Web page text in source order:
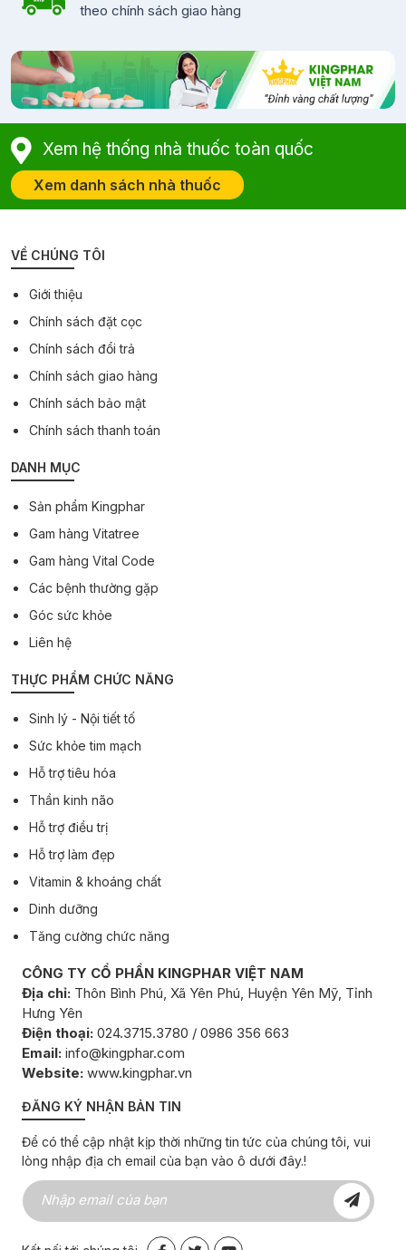
theo chính sách giao hàng
Xem hệ thống nhà thuốc toàn quốc
Xem danh sách nhà thuốc
VỀ CHÚNG TÔI
Giới thiệu
Chính sách đặt cọc
Chính sách đổi trả
Chính sách giao hàng
Chính sách bảo mật
Chính sách thanh toán
DANH MỤC
Sản phẩm Kingphar
Gam hàng Vitatree
Gam hàng Vital Code
Các bệnh thường gặp
Góc sức khỏe
Liên hệ
THỰC PHẨM CHỨC NĂNG
Sinh lý - Nội tiết tố
Sức khỏe tim mạch
Hỗ trợ tiêu hóa
Thần kinh não
Hỗ trợ điều trị
Hỗ trợ làm đẹp
Vitamin & khoáng chất
Dinh dưỡng
Tăng cường chức năng
CÔNG TY CỔ PHẦN KINGPHAR VIỆT NAM
Địa chỉ: Thôn Bình Phú, Xã Yên Phú, Huyện Yên Mỹ, Tỉnh
Hưng Yên
Điện thoại: 024.3715.3780 / 0986 356 663
Email: info@kingphar.com
Website: www.kingphar.vn
ĐĂNG KÝ NHẬN BẢN TIN
Để có thể cập nhật kịp thời những tin tức của chúng tôi, vui
lòng nhập địa ch email của bạn vào ô dưới đây.!